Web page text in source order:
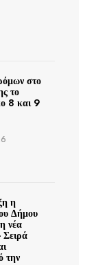
στο
το
8 και 9
η
Δήμου
νέα
Σειρά
την